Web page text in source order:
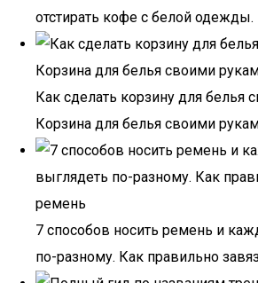
отстирать кофе с белой одежды.
Как сделать корзину для белья
Корзина для белья своими
7 способов носить ремень и
по-разному. Как правильно